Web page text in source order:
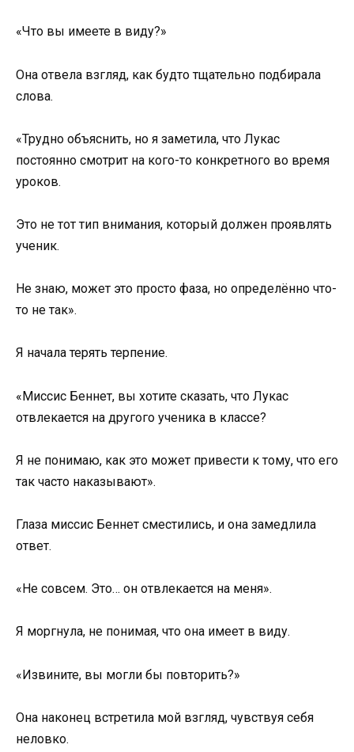
«Что вы имеете в виду?»
Она отвела взгляд, как будто тщательно подбирала
слова.
«Трудно объяснить, но я заметила, что Лукас
постоянно смотрит на кого-то конкретного во время
уроков.
Это не тот тип внимания, который должен проявлять
ученик.
Не знаю, может это просто фаза, но определённо что-
то не так».
Я начала терять терпение.
«Миссис Беннет, вы хотите сказать, что Лукас
отвлекается на другого ученика в классе?
Я не понимаю, как это может привести к тому, что его
так часто наказывают».
Глаза миссис Беннет сместились, и она замедлила
ответ.
«Не совсем. Это… он отвлекается на меня».
Я моргнула, не понимая, что она имеет в виду.
«Извините, вы могли бы повторить?»
Она наконец встретила мой взгляд, чувствуя себя
неловко.